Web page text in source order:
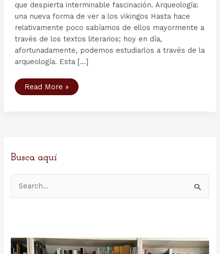
que despierta interminable fascinación. Arqueología:
una nueva forma de ver a los vikingos Hasta hace
relativamente poco sabíamos de ellos mayormente a
través de los textos literarios; hoy en día,
afortunadamente, podemos estudiarlos a través de la
arqueología. Esta […]
La
sociedad
Read More »
Busca aquí
r